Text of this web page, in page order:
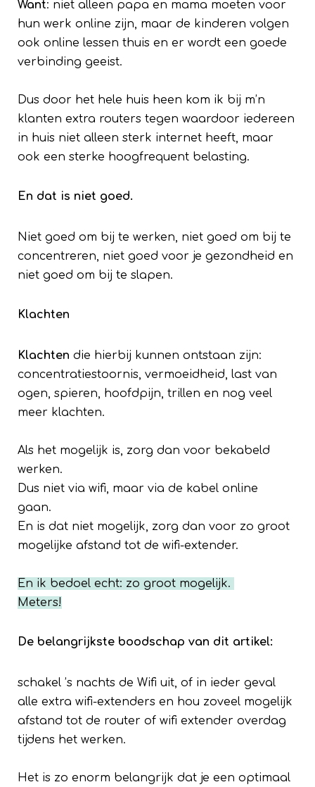
Want: niet alleen papa en mama moeten voor
hun werk online zijn, maar de kinderen volgen
ook online lessen thuis en er wordt een goede
verbinding geeist.
Dus door het hele huis heen kom ik bij m’n
klanten extra routers tegen waardoor iedereen
in huis niet alleen sterk internet heeft, maar
ook een sterke hoogfrequent belasting.
En dat is niet goed.
Niet goed om bij te werken, niet goed om bij te
concentreren, niet goed voor je gezondheid en
niet goed om bij te slapen.
Klachten
Klachten die hierbij kunnen ontstaan zijn:
concentratiestoornis, vermoeidheid, last van
ogen, spieren, hoofdpijn, trillen en nog veel
meer klachten.
Als het mogelijk is, zorg dan voor bekabeld
werken.
Dus niet via wifi, maar via de kabel online
gaan.
En is dat niet mogelijk, zorg dan voor zo groot
mogelijke afstand tot de wifi-extender.
En ik bedoel echt: zo groot mogelijk.
Meters!
De belangrijkste boodschap van dit artikel:
schakel ’s nachts de Wifi uit, of in ieder geval
alle extra wifi-extenders en hou zoveel mogelijk
afstand tot de router of wifi extender overdag
tijdens het werken.
Het is zo enorm belangrijk dat je een optimaal